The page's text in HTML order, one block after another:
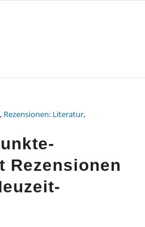
, Rezensionen: Literatur,
Rezensionen